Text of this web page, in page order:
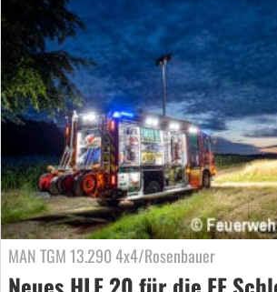
MAN TGM 13.290 4x4/Rosenbauer